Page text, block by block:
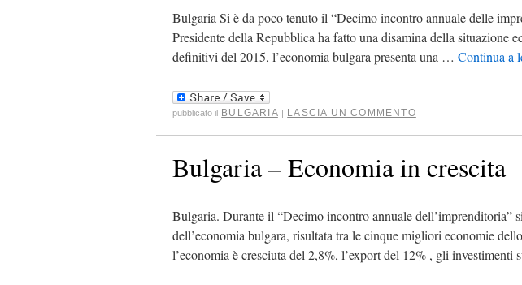
Bulgaria Si è da poco tenuto il “Decimo incontro annuale delle
Presidente della Repubblica ha fatto una disamina della situazione
definitivi del 2015, l’economia bulgara presenta una … Continua a
pubblicato il BULGARIA | LASCIA UN COMMENTO
Bulgaria – Economia in crescita
Bulgaria. Durante il “Decimo incontro annuale dell’imprenditoria”
dell’economia bulgara, risultata tra le cinque migliori economie
l’economia è cresciuta del 2,8%, l’export del 12% , gli investimenti